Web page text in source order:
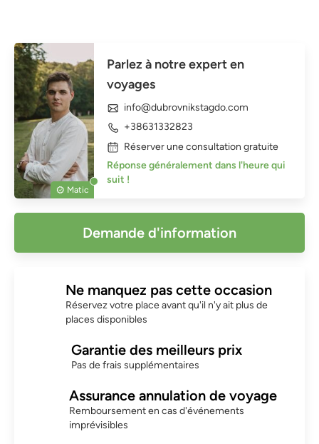
Matic
Parlez à notre expert en
voyages
info@dubrovnikstagdo.com
+38631332823
Réserver une consultation gratuite
Réponse généralement dans l'heure qui
suit !
Demande d'information
Ne manquez pas cette occasion
Réservez votre place avant qu'il n'y ait plus de
places disponibles
Garantie des meilleurs prix
Pas de frais supplémentaires
Assurance annulation de voyage
Remboursement en cas d'événements
imprévisibles